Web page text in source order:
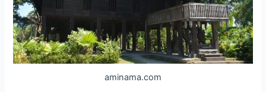
aminama.com